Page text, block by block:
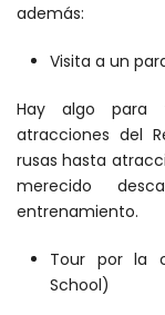
además:
Visita a un
Hay algo para
atracciones del
rusas hasta
merecido
entrenamiento.
Tour por la
School)